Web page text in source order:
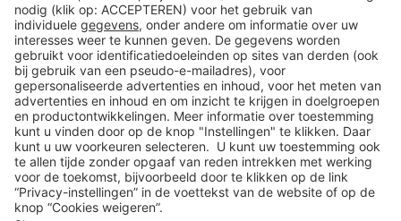
Klantenservice
Shop
Acties